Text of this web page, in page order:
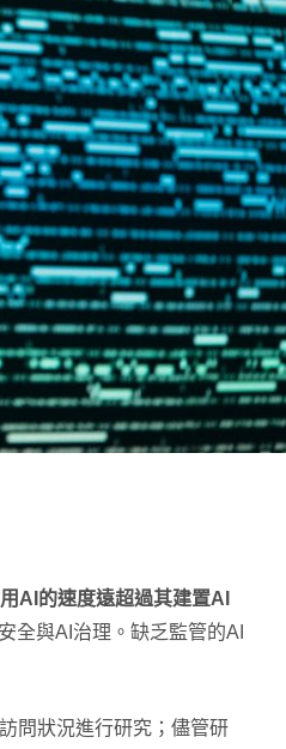
AI的速度遠超過其建置AI
全與AI治理。缺乏監管的AI
問狀況進行研究；儘管研